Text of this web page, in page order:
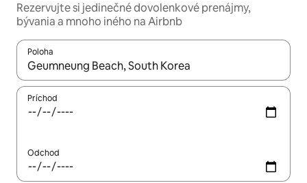
Rezervujte si jedinečné dovolenkové prenájmy,
bývania a mnoho iného na Airbnb
Poloha
Keď budú výsledky k dispozícii, môžete si ich prechádzať
Príchod
Odchod